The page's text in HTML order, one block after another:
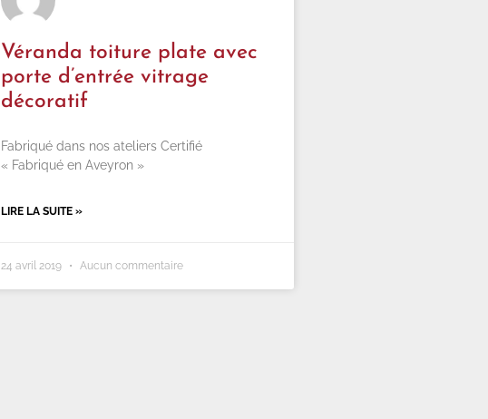
Véranda toiture plate avec
porte d’entrée vitrage
décoratif
Fabriqué dans nos ateliers Certifié
« Fabriqué en Aveyron »
LIRE LA SUITE »
24 avril 2019 Aucun commentaire